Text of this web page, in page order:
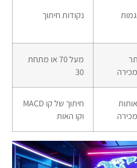
נקודות חיתוך
מעל 70 או מתחת
30
חיתוך של קו MACD
וקו האות